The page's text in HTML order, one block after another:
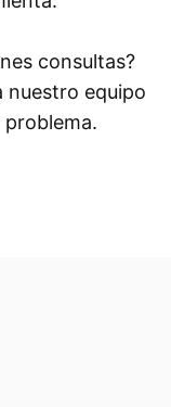
consultas?
nuestro equipo